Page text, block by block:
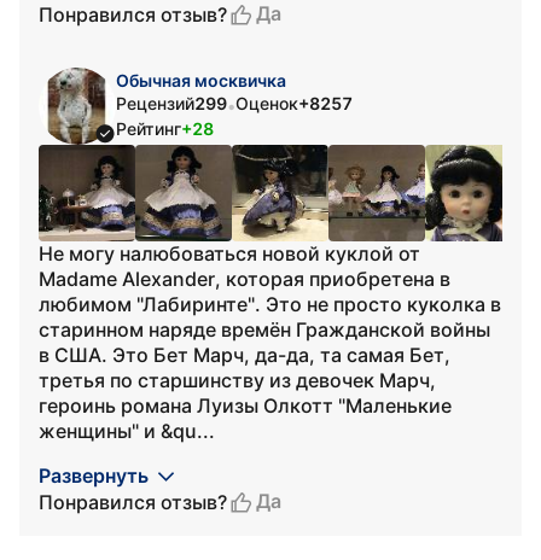
Понравился отзыв?
Да
Обычная москвичка
Рецензий299•Оценок+8257
Рейтинг+28
Не могу налюбоваться новой куклой от
Madame Alexander, которая приобретена в
любимом "Лабиринте". Это не просто куколка в
старинном наряде времён Гражданской войны
в США. Это Бет Марч, да-да, та самая Бет,
третья по старшинству из девочек Марч,
героинь романа Луизы Олкотт "Маленькие
женщины" и &qu...
Развернуть
Понравился отзыв?
Да